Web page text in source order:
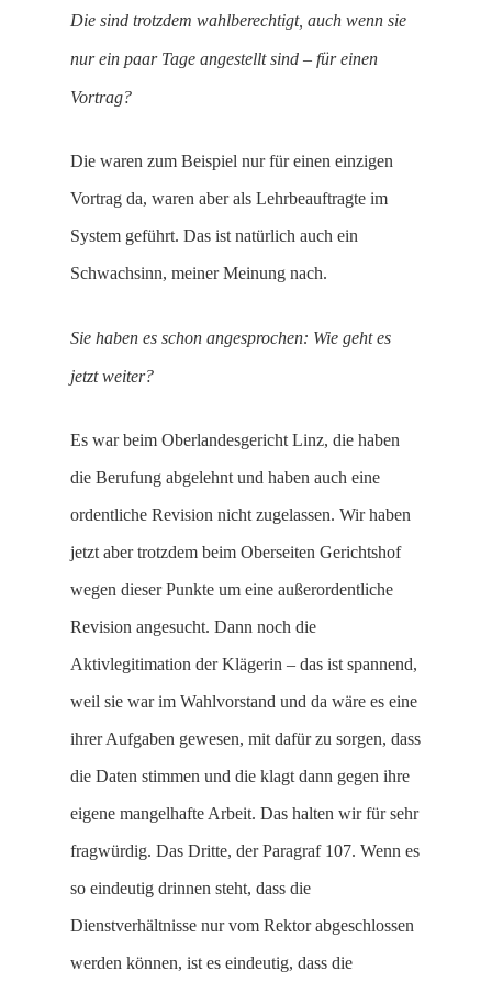
Die sind trotzdem wahlberechtigt, auch wenn sie
nur ein paar Tage angestellt sind – für einen
Vortrag?
Die waren zum Beispiel nur für einen einzigen
Vortrag da, waren aber als Lehrbeauftragte im
System geführt. Das ist natürlich auch ein
Schwachsinn, meiner Meinung nach.
Sie haben es schon angesprochen: Wie geht es
jetzt weiter?
Es war beim Oberlandesgericht Linz, die haben
die Berufung abgelehnt und haben auch eine
ordentliche Revision nicht zugelassen. Wir haben
jetzt aber trotzdem beim Oberseiten Gerichtshof
wegen dieser Punkte um eine außerordentliche
Revision angesucht. Dann noch die
Aktivlegitimation der Klägerin – das ist spannend,
weil sie war im Wahlvorstand und da wäre es eine
ihrer Aufgaben gewesen, mit dafür zu sorgen, dass
die Daten stimmen und die klagt dann gegen ihre
eigene mangelhafte Arbeit. Das halten wir für sehr
fragwürdig. Das Dritte, der Paragraf 107. Wenn es
so eindeutig drinnen steht, dass die
Dienstverhältnisse nur vom Rektor abgeschlossen
werden können, ist es eindeutig, dass die